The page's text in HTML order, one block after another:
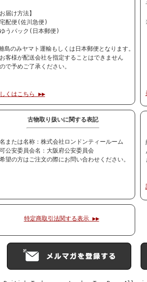
お届け方法】
宅配便(佐川急便)
ゆうパック(日本郵便)
島のみヤマト運輸もしくは日本郵便となります。
客様が配送会社を指定することはできません
で予めご了承ください。
くはこちら ▶▶
古物取り扱いに関する表記
または名称：株式会社ロンドンティールーム
公安委員会名：大阪府公安委員会
望の方はご注文の際にお問い合わせください。
特定商取引法関する表示 ▶▶